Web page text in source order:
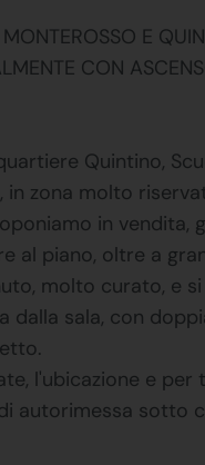
E
CON
Quintino,
zona molto
in vendita,
al piano, oltre a
molto curato, e
sala, con
l'ubicazione e
autorimessa sotto